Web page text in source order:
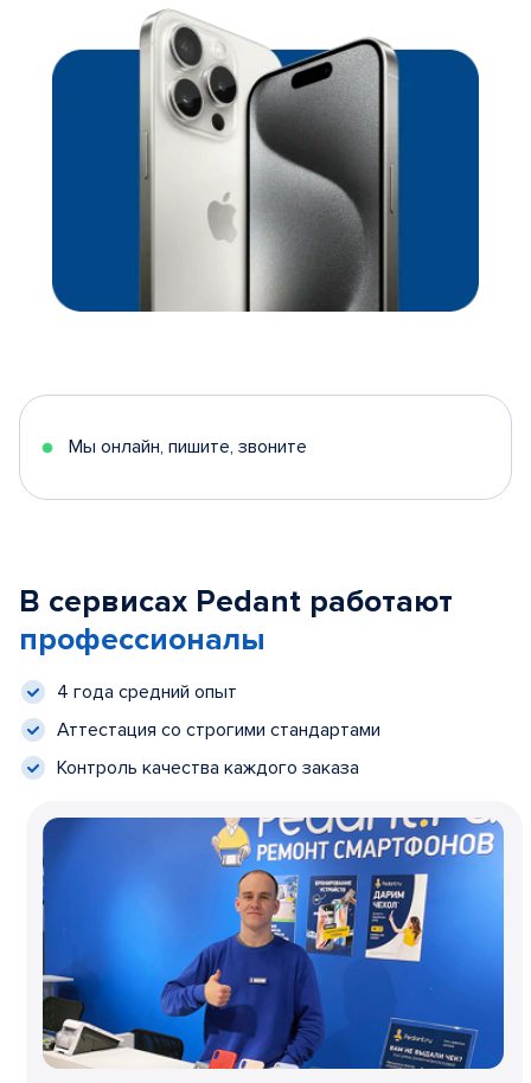
Мы онлайн, пишите, звоните
В сервисах Pedant работают
профессионалы
4 года средний опыт
Аттестация со строгими стандартами
Контроль качества каждого заказа